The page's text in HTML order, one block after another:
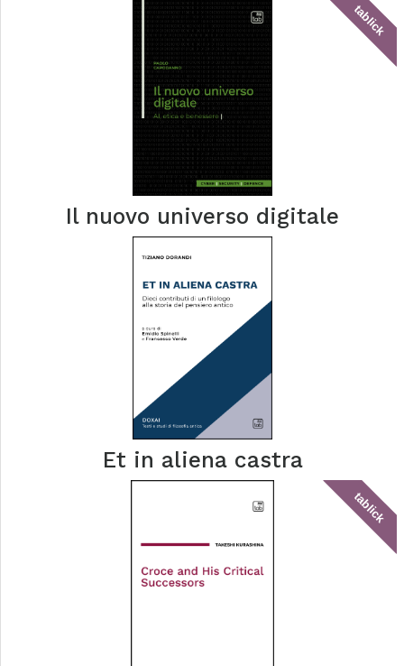
tablick
Il nuovo universo digitale
Et in aliena castra
tablick